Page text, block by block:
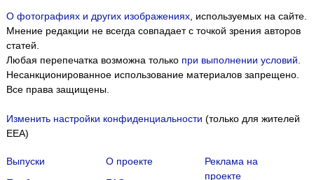
О фотографиях и других изображениях, используемых на сайте.
Мнение редакции не всегда совпадает с точкой зрения авторов
статей.
Любая перепечатка возможна только при выполнении условий
Несанкционированное использование материалов запрещено.
Все права защищены.
Изменить настройки конфиденциальности (только для жителей
EEA)
Выпуски
О проекте
Реклама на
проекте